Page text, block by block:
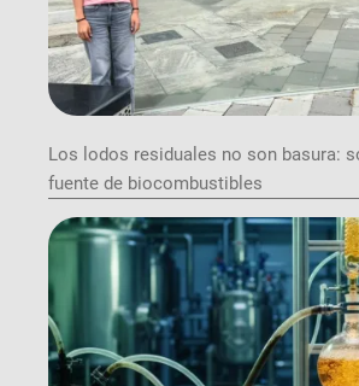
Los lodos residuales no son basura:
fuente de biocombustibles